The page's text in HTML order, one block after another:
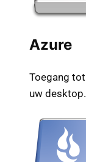
Azure
Toegang
uw desktop.